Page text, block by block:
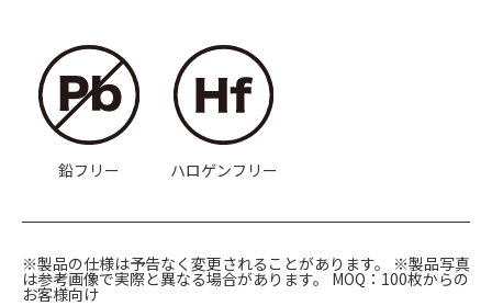
鉛フリー ハロゲンフリー
※製品の仕様は予告なく変更されることがあります。 ※製品写真
は参考画像で実際と異なる場合があります。 MOQ：100枚からの
お客様向け